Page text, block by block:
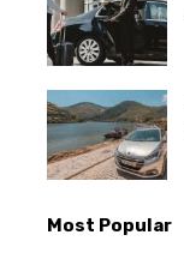
Most Popular